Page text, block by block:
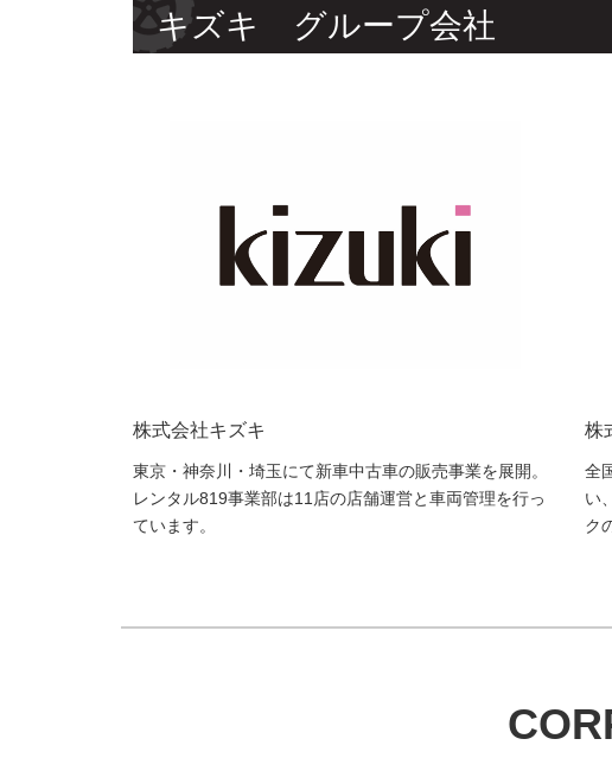
キズキ グループ会社
株式会社キズキ
東京・神奈川・埼玉にて新車中古車の販売事業を展開。
レンタル819事業部は11店の店舗運営と車両管理を行っ
ています。
株
全
い
ク